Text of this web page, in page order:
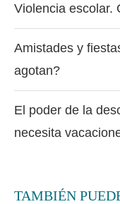
Violencia escolar.
Amistades y
agotan?
El poder de la
necesita
TAMBIÉN